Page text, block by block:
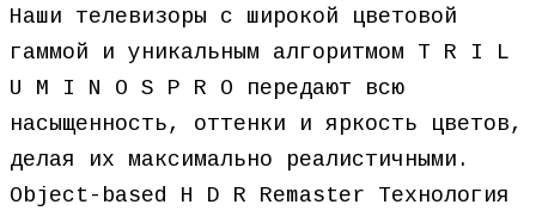
Наши телевизоры с широкой цветовой
гаммой и уникальным алгоритмом T R I L
U M I N O S P R O передают всю
насыщенность, оттенки и яркость цветов,
делая их максимально реалистичными.
Object-based H D R Remaster Технология